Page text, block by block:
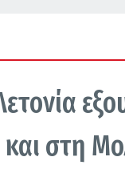
στη